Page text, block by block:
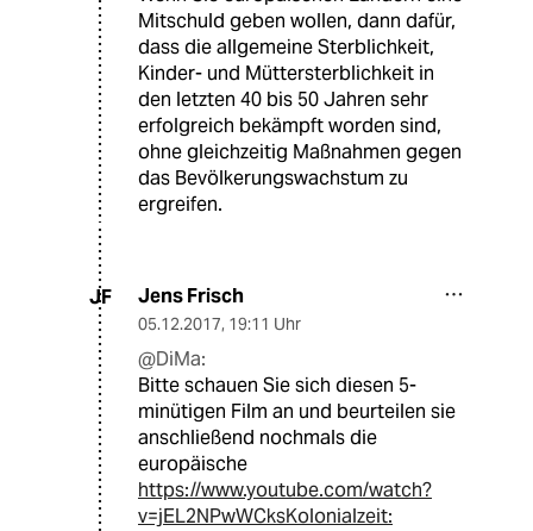
Mitschuld geben wollen, dann dafür,
dass die allgemeine Sterblichkeit,
Kinder- und Müttersterblichkeit in
den letzten 40 bis 50 Jahren sehr
erfolgreich bekämpft worden sind,
ohne gleichzeitig Maßnahmen gegen
das Bevölkerungswachstum zu
ergreifen.
JF Jens Frisch
05.12.2017, 19:11 Uhr
@DiMa:
Bitte schauen Sie sich diesen 5-
minütigen Film an und beurteilen sie
anschließend nochmals die
europäische
https://www.youtube.com/watch?
v=jEL2NPwWCksKolonialzeit: